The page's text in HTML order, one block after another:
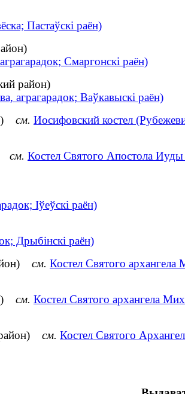
Пастаўскі раён)
Смаргонскі раён)
район)
аграгарадок; Ваўкавыскі раён)
см. Иосифовский костел
см. Костел Святого Апостола
Іўеўскі раён)
Дрыбінскі раён)
см. Костел Святого
см. Костел Святого архангела
см. Костел Святого